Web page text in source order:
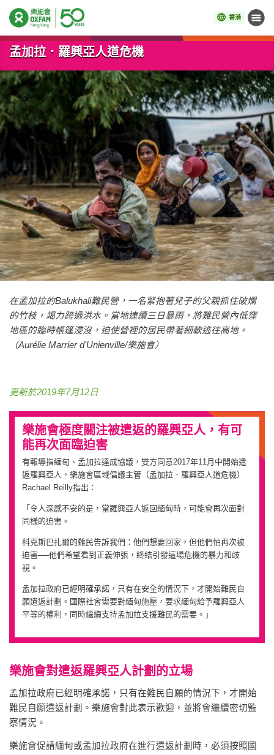
香港 目錄
開始主要內容
孟加拉．羅興亞人道危機
在孟加拉的Balukhali難民營，一名緊抱著兒子的父親抓住破爛
的竹枝，竭力跨過洪水。當地連續三日暴雨，將難民營內低窪
地區的臨時帳篷浸沒，迫使營裡的居民帶著細軟逃往高地。
（Aurélie Marrier d'Unienville/樂施會）
更新於2019年7月12日
樂施會極度關注被遣返的羅興亞人，有可
能再次面臨迫害
有報導指緬甸、孟加拉達成協議，雙方同意2017年11月中開始遣
返羅興亞人，樂施會區域倡議主管（孟加拉．羅興亞人道危機）
Rachael Reilly指出：
「令人深感不安的是，當羅興亞人返回緬甸時，可能會再次面對
同樣的迫害。
科克斯巴扎爾的難民告訴我們：他們想要回家，但他們怕再次被
迫害──他們希望看到正義伸張，終結引發這場危機的暴力和歧
視。
孟加拉政府已經明確承諾，只有在安全的情況下，才開始難民自
願遣返計劃。國際社會需要對緬甸施壓，要求緬甸給予羅興亞人
平等的權利，同時繼續支持孟加拉支援難民的需要。」
樂施會對遣返羅興亞人計劃的立場
孟加拉政府已經明確承諾，只有在難民自願的情況下，才開始
難民自願遣返計劃。樂施會對此表示歡迎，並將會繼續密切監
察情況。
樂施會促請緬甸或孟加拉政府在進行遣返計劃時，必須按照國